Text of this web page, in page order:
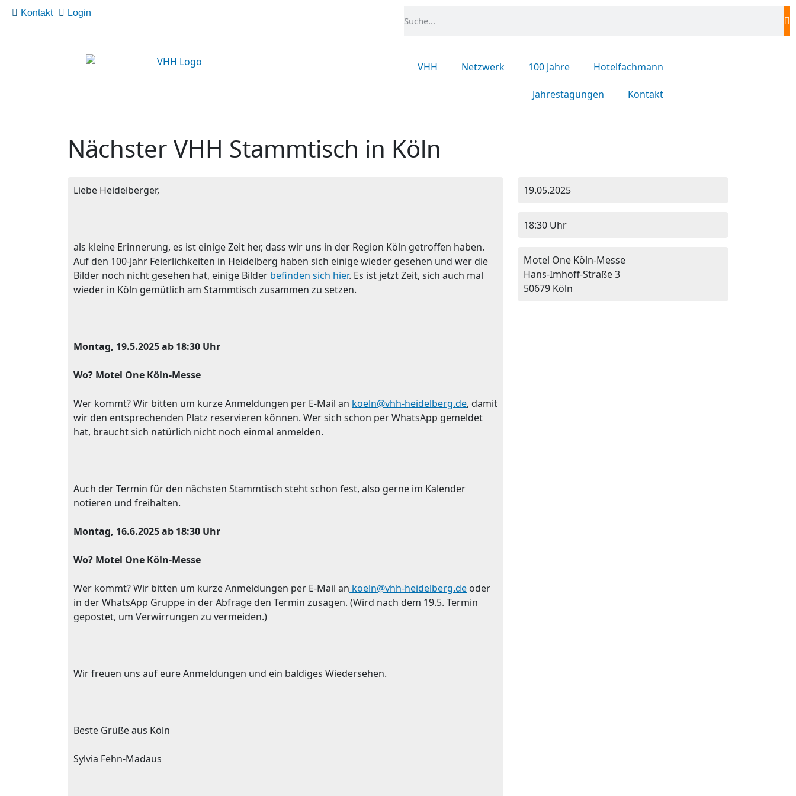
Kontakt Login
VHH Netzwerk 100 Jahre Hotelfachmann
Jahrestagungen Kontakt
Nächster VHH Stammtisch in Köln
Liebe Heidelberger,
als kleine Erinnerung, es ist einige Zeit her, dass wir uns in der Region Köln getroffen haben.
Auf den 100-Jahr Feierlichkeiten in Heidelberg haben sich einige wieder gesehen und wer die
Bilder noch nicht gesehen hat, einige Bilder befinden sich hier. Es ist jetzt Zeit, sich auch mal
wieder in Köln gemütlich am Stammtisch zusammen zu setzen.
Montag, 19.5.2025 ab 18:30 Uhr
Wo? Motel One Köln-Messe
Wer kommt? Wir bitten um kurze Anmeldungen per E-Mail an koeln@vhh-heidelberg.de, damit
wir den entsprechenden Platz reservieren können. Wer sich schon per WhatsApp gemeldet
hat, braucht sich natürlich nicht noch einmal anmelden.
Auch der Termin für den nächsten Stammtisch steht schon fest, also gerne im Kalender
notieren und freihalten.
Montag, 16.6.2025 ab 18:30 Uhr
Wo? Motel One Köln-Messe
Wer kommt? Wir bitten um kurze Anmeldungen per E-Mail an koeln@vhh-heidelberg.de oder
in der WhatsApp Gruppe in der Abfrage den Termin zusagen. (Wird nach dem 19.5. Termin
gepostet, um Verwirrungen zu vermeiden.)
Wir freuen uns auf eure Anmeldungen und ein baldiges Wiedersehen.
Beste Grüße aus Köln
Sylvia Fehn-Madaus
19.05.2025
18:30 Uhr
Motel One Köln-Messe
Hans-Imhoff-Straße 3
50679 Köln